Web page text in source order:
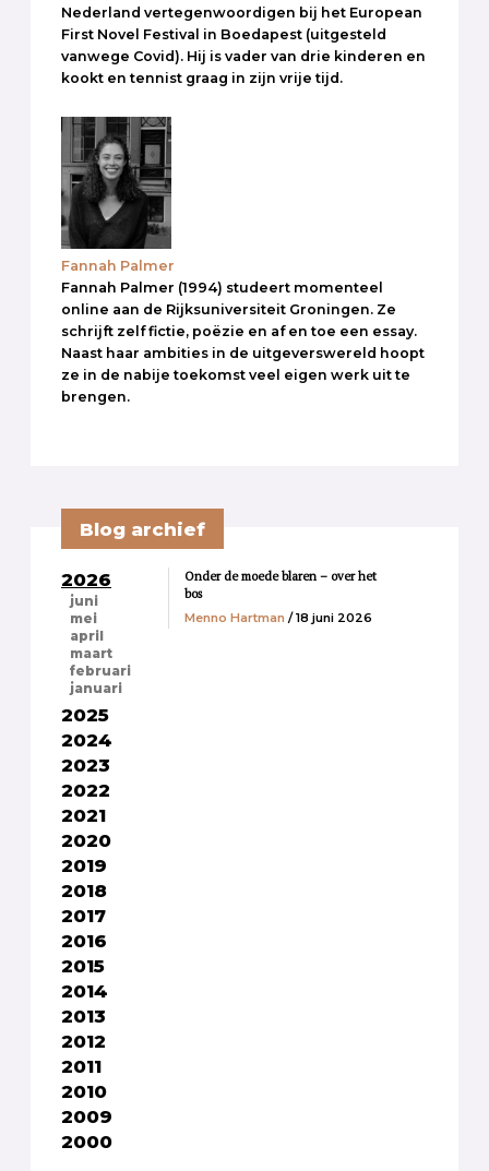
Nederland vertegenwoordigen bij het European
First Novel Festival in Boedapest (uitgesteld
vanwege Covid). Hij is vader van drie kinderen en
kookt en tennist graag in zijn vrije tijd.
Fannah Palmer
Fannah Palmer (1994) studeert momenteel
online aan de Rijksuniversiteit Groningen. Ze
schrijft zelf fictie, poëzie en af en toe een essay.
Naast haar ambities in de uitgeverswereld hoopt
ze in de nabije toekomst veel eigen werk uit te
brengen.
Blog archief
2026
juni
mei
april
maart
februari
januari
2025
2024
2023
2022
2021
2020
2019
2018
2017
2016
2015
2014
2013
2012
2011
2010
2009
2000
Onder de moede blaren – over het
bos
Menno Hartman / 18 juni 2026